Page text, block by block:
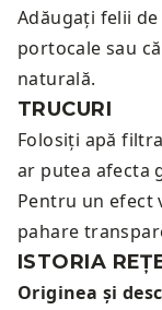
Adăugați felii
portocale sau
naturală.
TRUCURI
Folosiți apă
ar putea afecta
Pentru un efect
pahare
ISTORIA
Originea și